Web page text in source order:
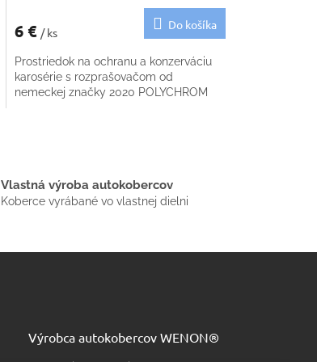
6 € / ks
Do košíka
Prostriedok na ochranu a konzerváciu
karosérie s rozprašovačom od
nemeckej značky 2020 POLYCHROM
Vlastná výroba autokobercov
Koberce vyrábané vo vlastnej dielni
Výrobca autokobercov WENON®